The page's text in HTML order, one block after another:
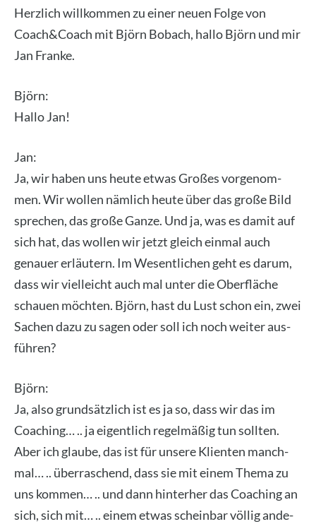
Herz­lich will­kom­men zu einer neu­en Fol­ge von
Coach&Coach mit Björn Bob­ach, hal­lo Björn und mir
Jan Fran­ke.
Björn:
Hal­lo Jan!
Jan:
Ja, wir haben uns heu­te etwas Gro­ßes vor­ge­nom­
men. Wir wol­len näm­lich heu­te über das gro­ße Bild
spre­chen, das gro­ße Gan­ze. Und ja, was es damit auf
sich hat, das wol­len wir jetzt gleich ein­mal auch
genau­er erläu­tern. Im Wesent­li­chen geht es dar­um,
dass wir viel­leicht auch mal unter die Ober­flä­che
schau­en möch­ten. Björn, hast du Lust schon ein, zwei
Sachen dazu zu sagen oder soll ich noch wei­ter aus­
füh­ren?
Björn:
Ja, also grund­sätz­lich ist es ja so, dass wir das im
Coa­ching… .. ja eigent­lich regel­mä­ßig tun soll­ten.
Aber ich glau­be, das ist für unse­re Kli­en­ten manch­
mal… .. über­ra­schend, dass sie mit einem The­ma zu
uns kom­men… .. und dann hin­ter­her das Coa­ching an
sich, sich mit… .. einem etwas schein­bar völ­lig ande­